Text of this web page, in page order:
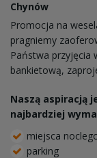
Chynów
Promocja na
pragniemy
Państwa przyjęcia
bankietową,
Naszą aspiracją
najbardziej
miejsca
parking